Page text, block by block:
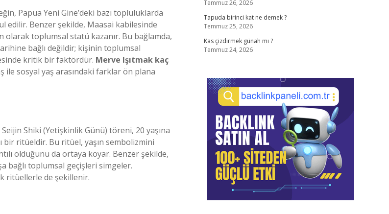
Papua Yeni Gine’deki bazı topluluklarda
edilir. Benzer şekilde, Maasai kabilesinde
toplumsal statü kazanır. Bu bağlamda,
bağlı değildir; kişinin toplumsal
kritik bir faktördür. Merve Işıtmak kaç
ile sosyal yaş arasındaki farklar ön plana
Shiki (Yetişkinlik Günü) töreni, 20 yaşına
ritüeldir. Bu ritüel, yaşın sembolizmini
olduğunu da ortaya koyar. Benzer şekilde,
bağlı toplumsal geçişleri simgeler.
ritüellerle de şekillenir.
Temmuz 26, 2026
Tapuda birinci kat ne demek ?
Temmuz 25, 2026
Kas çizdirmek günah mı ?
Temmuz 24, 2026